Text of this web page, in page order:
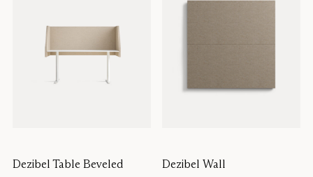
Dezibel Table Beveled Dezibel Wall